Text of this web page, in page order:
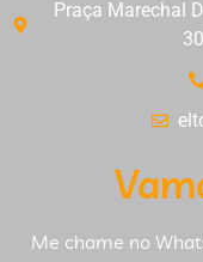
Praça Marechal
Me chame no